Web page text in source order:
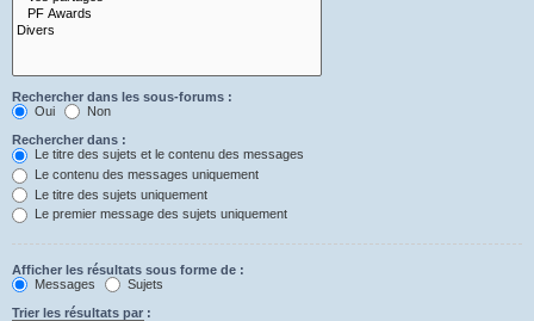
Rechercher dans les sous-forums :
Oui
Non
Rechercher dans :
Le titre des sujets et le contenu des messages
Le contenu des messages uniquement
Le titre des sujets uniquement
Le premier message des sujets uniquement
Afficher les résultats sous forme de :
Messages
Sujets
Trier les résultats par :